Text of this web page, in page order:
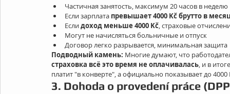
Частичная занятость, максимум 20 часов в
Если зарплата превышает 4000 Kč брутто в
Если доход меньше 4000 Kč, страховые
Могут не начисляться больничные и отпуск
Договор легко разрывается, минимальная защита
Подводный камень: Многие думают, что
страховка всё это время не оплачивалась, и в
платит "в конверте", а официально показывает до
3. Dohoda o provedení práce